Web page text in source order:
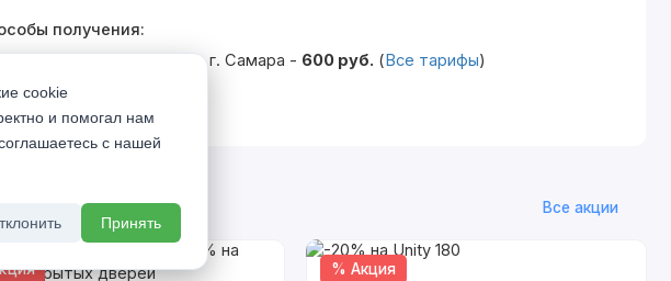
получения:
транспортом по г. Самара - 600 руб. (Все тарифы)
Самовывоз со склада
Все акции
% Акция
cookie
и помогал нам
с нашей
Принять